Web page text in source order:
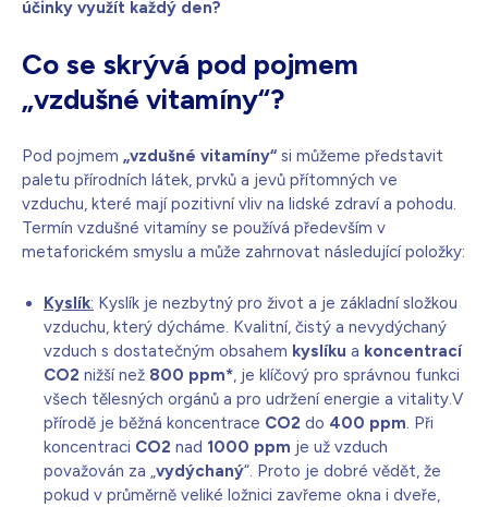
účinky využít každý den?
Co se skrývá pod pojmem
„vzdušné vitamíny“?
Pod pojmem „vzdušné vitamíny“ si můžeme představit
paletu přírodních látek, prvků a jevů přítomných ve
vzduchu, které mají pozitivní vliv na lidské zdraví a pohodu.
Termín vzdušné vitamíny se používá především v
metaforickém smyslu a může zahrnovat následující položky:
Kyslík: Kyslík je nezbytný pro život a je základní složkou
vzduchu, který dýcháme. Kvalitní, čistý a nevydýchaný
vzduch s dostatečným obsahem kyslíku a koncentrací
CO2 nižší než 800 ppm*, je klíčový pro správnou funkci
všech tělesných orgánů a pro udržení energie a vitality.V
přírodě je běžná koncentrace CO2 do 400 ppm. Při
koncentraci CO2 nad 1000 ppm je už vzduch
považován za „vydýchaný“. Proto je dobré vědět, že
pokud v průměrně veliké ložnici zavřeme okna i dveře,